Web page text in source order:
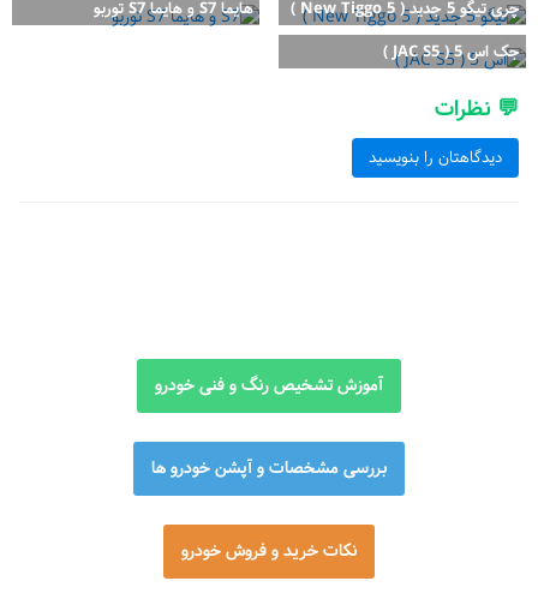
چری تیگو 5 جدید ( New Tiggo 5 )
هایما S7 و هایما S7 توربو
جک اس 5 ( JAC S5 )
💬 نظرات
دیدگاهتان را بنویسید
آموزش تشخیص رنگ و فنی خودرو
بررسی مشخصات و آپشن خودرو ها
نکات خرید و فروش خودرو